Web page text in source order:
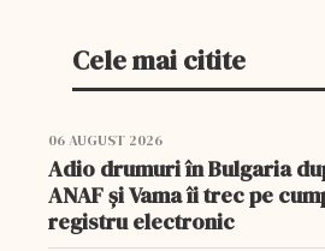
Cele mai citite
06 AUGUST 2026
Adio drumuri în Bulgaria
ANAF și Vama îi trec pe
registru electronic